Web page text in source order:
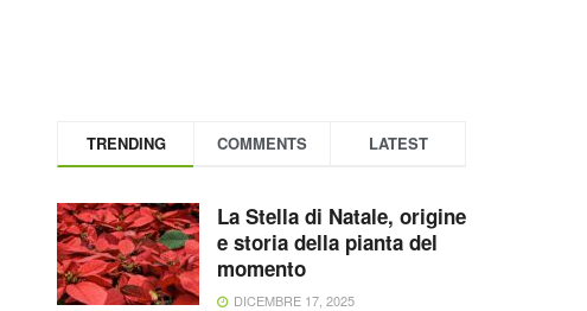
TRENDING COMMENTS LATEST
La Stella di Natale, origine
e storia della pianta del
momento
DICEMBRE 17, 2025